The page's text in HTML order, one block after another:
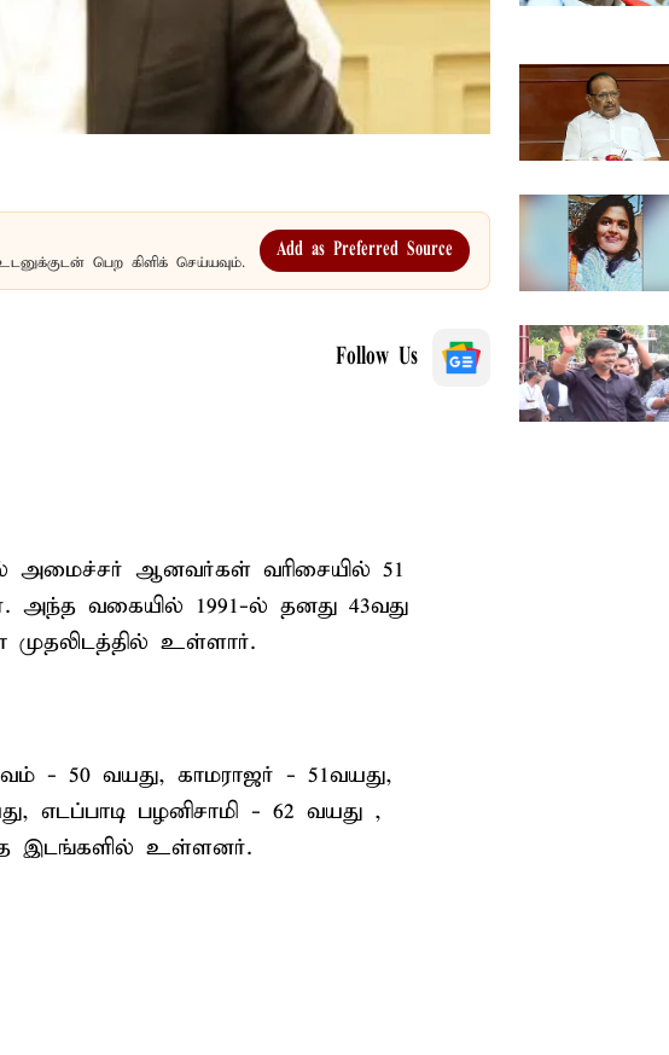
பெற கிளிக் செய்யவும்.
Add as Preferred Source
Follow Us
அமைச்சர் ஆனவர்கள் வரிசையில் 51
அந்த வகையில் 1991-ல் தனது 43வது
உள்ளார்.
- 50 வயது, காமராஜர் - 51வயது,
பழனிசாமி - 62 வயது ,
இடங்களில் உள்ளனர்.